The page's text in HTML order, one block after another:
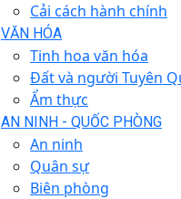
Cải cách hành chính
VĂN HÓA
Tinh hoa văn hóa
Đất và người Tuyên
Ẩm thực
AN NINH - QUỐC PHÒNG
An ninh
Quân sự
Biên phòng